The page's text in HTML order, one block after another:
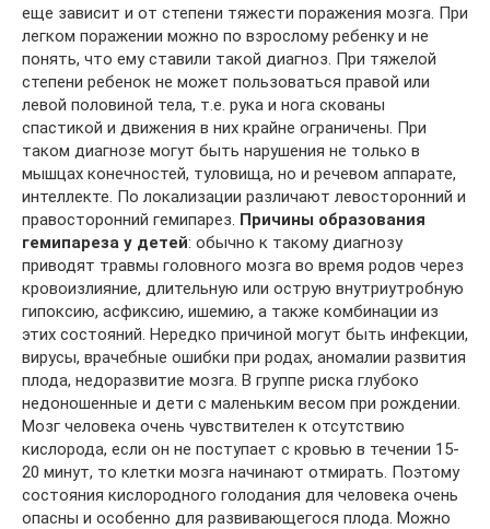
еще зависит и от степени тяжести поражения мозга. При
легком поражении можно по взрослому ребенку и не
понять, что ему ставили такой диагноз. При тяжелой
степени ребенок не может пользоваться правой или
левой половиной тела, т.е. рука и нога скованы
спастикой и движения в них крайне ограничены. При
таком диагнозе могут быть нарушения не только в
мышцах конечностей, туловища, но и речевом аппарате,
интеллекте. По локализации различают левосторонний и
правосторонний гемипарез. Причины образования
гемипареза у детей: обычно к такому диагнозу
приводят травмы головного мозга во время родов через
кровоизлияние, длительную или острую внутриутробную
гипоксию, асфиксию, ишемию, а также комбинации из
этих состояний. Нередко причиной могут быть инфекции,
вирусы, врачебные ошибки при родах, аномалии развития
плода, недоразвитие мозга. В группе риска глубоко
недоношенные и дети с маленьким весом при рождении.
Мозг человека очень чувствителен к отсутствию
кислорода, если он не поступает с кровью в течении 15-
20 минут, то клетки мозга начинают отмирать. Поэтому
состояния кислородного голодания для человека очень
опасны и особенно для развивающегося плода. Можно